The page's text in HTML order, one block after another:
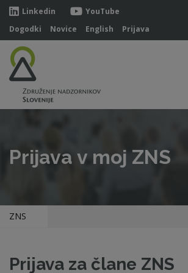
Linkedin
YouTube
Dogodki
Novice English Prijava
Prijava v moj ZNS
ZNS
Prijava za člane ZNS